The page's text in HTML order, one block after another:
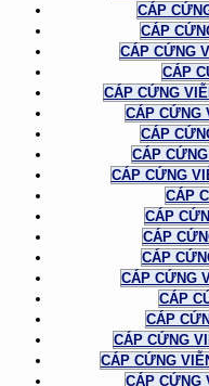
CÁP
CÁP
CÁP CỨNG
CÁP
CÁP CỨNG
CÁP CỨNG
CÁP
CÁP
CÁP CỨNG
CÁP
CÁP
CÁP
CÁP
CÁP CỨNG
CÁP
CÁP
CÁP CỨNG
CÁP CỨNG
CÁP CỨNG